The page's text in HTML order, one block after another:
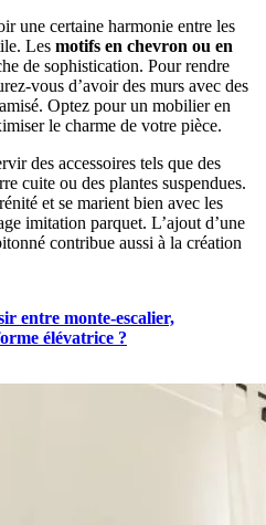
une certaine harmonie entre les
Les motifs en chevron ou en
de sophistication. Pour rendre
vous d’avoir des murs avec des
Optez pour un mobilier en
le charme de votre pièce.
des accessoires tels que des
cuite ou des plantes suspendues.
et se marient bien avec les
imitation parquet. L’ajout d’une
contribue aussi à la création
entre monte-escalier,
élévatrice ?